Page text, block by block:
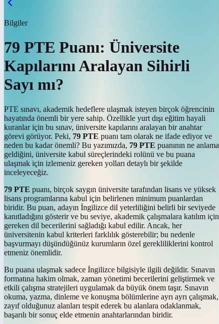
Bilgiler
79 PTE Puanı: Üniversite
Kapılarını Aralayan Sihirli
Sayı mı?
PTE sınavı, akademik hedeflere ulaşmak isteyen birçok öğrencinin
hayatında önemli bir yere sahip. Özellikle yurt dışı eğitim hayali
kuranlar için bu sınav, üniversite kapılarını aralayan bir anahtar
görevi görüyor. Peki, 79 PTE puanı tam olarak ne ifade ediyor ve
neden bu kadar önemli? Bu yazımızda, 79 PTE puanının ne anlama
geldiğini, üniversite kabul süreçlerindeki rolünü ve bu puana
ulaşmak için izlemeniz gereken yolları detaylı bir şekilde
inceleyeceğiz.
79 PTE puanı, birçok saygın üniversite tarafından lisans ve yüksek
lisans programlarına kabul için belirlenen minimum puanlardan
biridir. Bu puan, adayın İngilizce dil yeterliliğini belirli bir seviyede
kanıtladığını gösterir ve bu seviye, akademik çalışmalara katılım için
gereken dil becerilerini sağladığı kabul edilir. Ancak, her
üniversitenin kabul kriterleri farklılık gösterebilir; bu nedenle
başvurmayı düşündüğünüz kurumların özel gerekliliklerini kontrol
etmeniz önemlidir.
Bu puana ulaşmak sadece İngilizce bilgisiyle ilgili değildir. Sınavın
formatına hakim olmak, zaman yönetimi becerilerini geliştirmek ve
etkili çalışma stratejileri uygulamak da büyük önem taşır. Sınavın
okuma, yazma, dinleme ve konuşma bölümlerine ayrı ayrı çalışmak,
zayıf olduğunuz alanları tespit ederek bu alanlara odaklanmak,
başarılı bir sonuç elde etmenin anahtarlarından biridir.